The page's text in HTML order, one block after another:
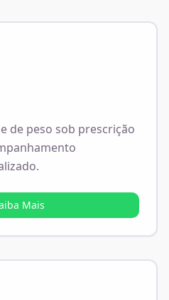
de peso sob prescrição
Mais